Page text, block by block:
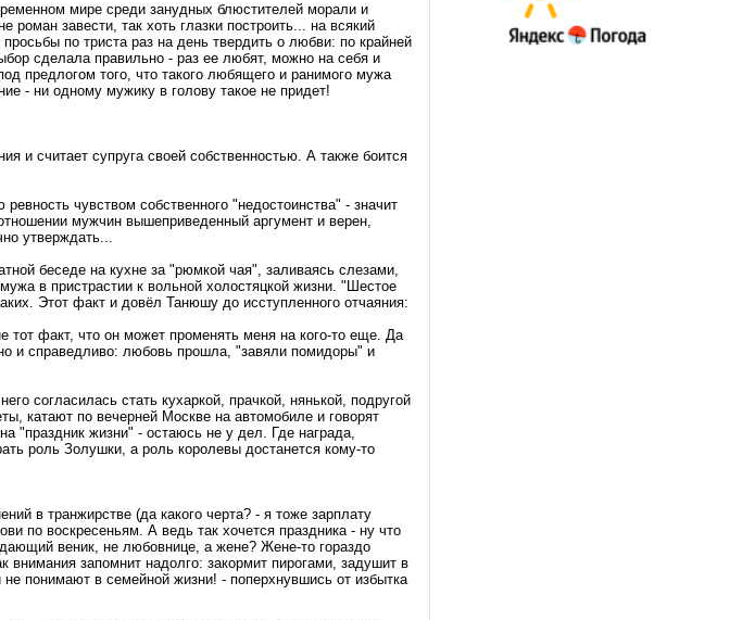
мире среди занудных блюстителей морали и
завести, так хоть глазки построить... на всякий
по триста раз на день твердить о любви: по крайней
сделала правильно - раз ее любят, можно на себя и
предлогом того, что такого любящего и ранимого мужа
- ни одному мужику в голову такое не придет!
и считает супруга своей собственностью. А также боится
чувством собственного "недостоинства" - значит
мужчин вышеприведенный аргумент и верен,
утверждать...
беседе на кухне за "рюмкой чая", заливаясь слезами,
в пристрастии к вольной холостяцкой жизни. "Шестое
Этот факт и довёл Танюшу до исступленного отчаяния:
факт, что он может променять меня на кого-то еще. Да
и справедливо: любовь прошла, "завяли помидоры" и
согласилась стать кухаркой, прачкой, нянькой, подругой
катают по вечерней Москве на автомобиле и говорят
"праздник жизни" - остаюсь не у дел. Где награда,
роль Золушки, а роль королевы достанется кому-то
в транжирстве (да какого черта? - я тоже зарплату
по воскресеньям. А ведь так хочется праздника - ну что
веник, не любовнице, а жене? Жене-то гораздо
запомнит надолго: закормит пирогами, задушит в
понимают в семейной жизни! - поперхнувшись от избытка